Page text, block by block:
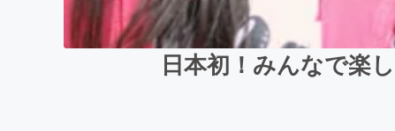
日本初！みんなで楽